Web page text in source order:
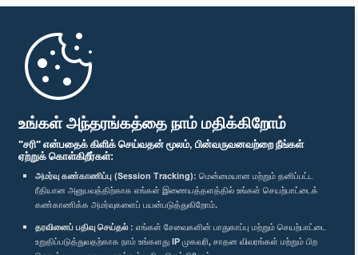
உங்கள் அந்தரங்கத்தை நாம் மதிக்கிறோம்
"சரி" என்பதைக் கிளிக் செய்வதன் மூலம், பின்வருவனவற்றை நீங்கள்
ஏற்றுக் கொள்கிறீர்கள்:
அமர்வு கண்காணிப்பு (Session Tracking): மென்மையான மற்றும் தனிப்பட்ட
ரீதியான அனுபவத்திற்காக எங்கள் இணையத்தளத்தில் உங்கள் செயற்பாட்டைக்
கண்காணிக்க அமர்வுகளைப் பயன்படுத்துகிறோம்.
தரவினைப் பதிவு செய்தல் : எங்கள் சேவைகளின் பாதுகாப்பு மற்றும் செயற்பாட்டை
உறுதிப்படுத்துவதற்காக நாம் உங்களது IP முகவரி, சாதன விவரங்கள் மற்றும் பிற
முதற்பக்கம்
பாராளுமன்ற கையடக்க செயலி
எம்மை பின்தொடர்க :
விருதுகள்